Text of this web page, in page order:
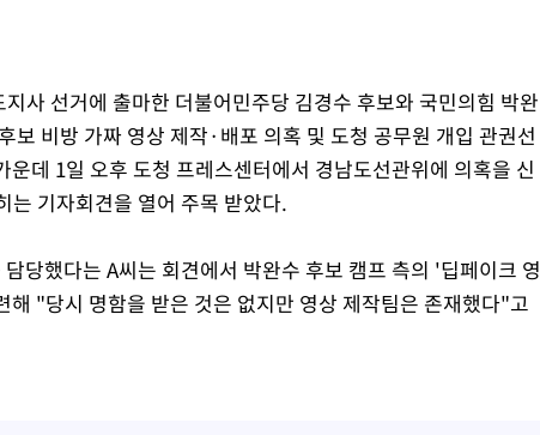
사 선거에 출마한 더불어민주당 김경수 후보와 국민의힘 박완
보 비방 가짜 영상 제작·배포 의혹 및 도청 공무원 개입 관권선
데 1일 오후 도청 프레스센터에서 경남도선관위에 의혹을 신
는 기자회견을 열어 주목 받았다.
당했다는 A씨는 회견에서 박완수 후보 캠프 측의 '딥페이크 영
"당시 명함을 받은 것은 없지만 영상 제작팀은 존재했다"고